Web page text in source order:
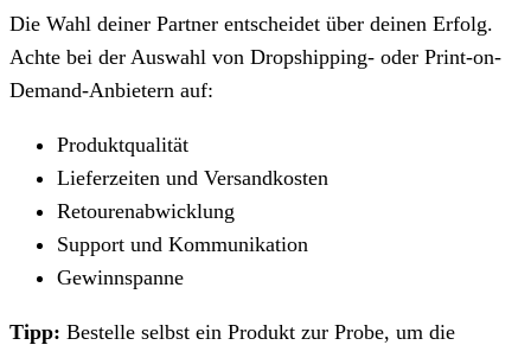
Die Wahl deiner Partner entscheidet über deinen Erfolg.
Achte bei der Auswahl von Dropshipping- oder Print-on-
Demand-Anbietern auf:
Produktqualität
Lieferzeiten und Versandkosten
Retourenabwicklung
Support und Kommunikation
Gewinnspanne
Tipp: Bestelle selbst ein Produkt zur Probe, um die